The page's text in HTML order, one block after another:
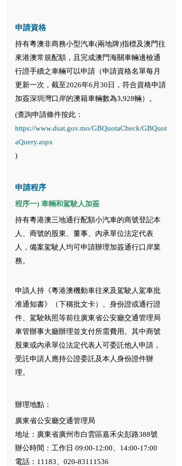
申請資格
持有粵澳非商務小型汽車(兩地牌)指標及澳門往
來港澳常規配額，且完成澳門海關車輛邊檢通
行證手續之車輛可以申請（申請資格名單每月
更新一次，截至2026年6月30日，符合資格申請
加簽深圳灣口岸的澳籍車輛數為3,928輛）。
(查詢申請條件按此：
https://www.dsat.gov.mo/GBQuotaCheck/GBQuot
aQuery.aspx
)
申請程序
程序一) 車輛和駕駛人加簽
持有粵港澳三地通行配額小汽車的商號登記本
人、商號的股東、董事、內承單位法定代表
人，備案駕駛人均可申請辦理加簽通行口岸業
務。
申請人持《粵港澳機動車往來及駕駛人駕車批
准通知書》（下稱批文卡）、身份證或通行證
件、駕駛執照等前往廣東省公安廳交通管理局
車管辦事大廳辦理並支付所需費用。其中商號
股東或內承單位法定代表人可委託他人申請，
受託申請人應持公證委託及本人身份證件辦
理。
辦理地點：
廣東省公安廳交通管理局
地址：廣東省廣州市白雲區嘉禾尖彭路388號
辦公時間：工作日 09:00-12:00、14:00-17:00
電話：11183、020-83111536